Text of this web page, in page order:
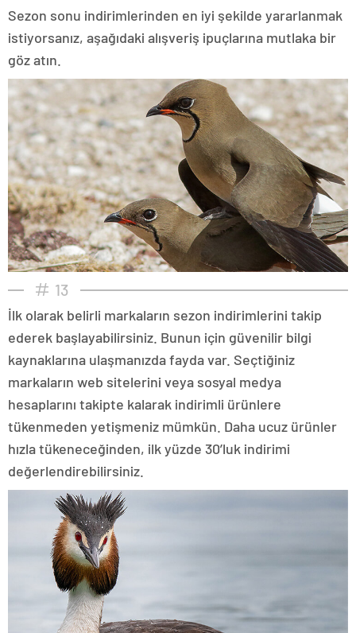
Sezon sonu indirimlerinden en iyi şekilde yararlanmak
istiyorsanız, aşağıdaki alışveriş ipuçlarına mutlaka bir
göz atın.
13
İlk olarak belirli markaların sezon indirimlerini takip
ederek başlayabilirsiniz. Bunun için güvenilir bilgi
kaynaklarına ulaşmanızda fayda var. Seçtiğiniz
markaların web sitelerini veya sosyal medya
hesaplarını takipte kalarak indirimli ürünlere
tükenmeden yetişmeniz mümkün. Daha ucuz ürünler
hızla tükeneceğinden, ilk yüzde 30’luk indirimi
değerlendirebilirsiniz.